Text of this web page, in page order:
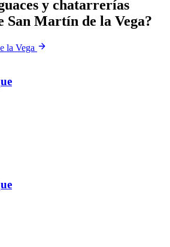
y chatarrerías
San Martín de la Vega?
la Vega